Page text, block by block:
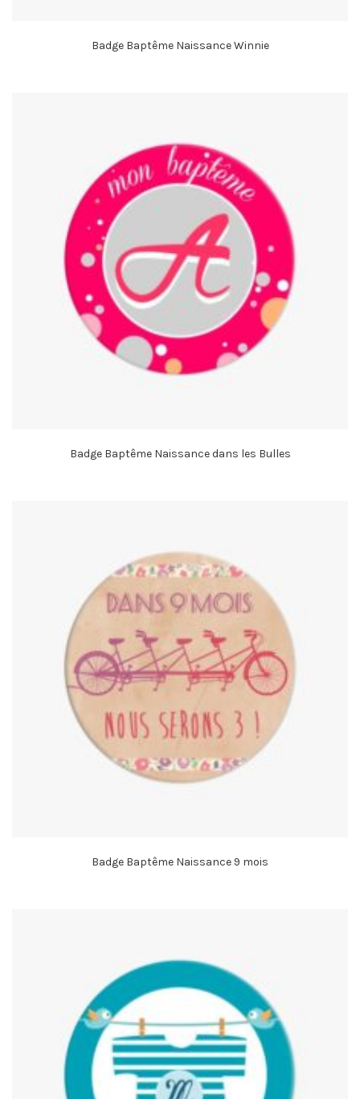
Badge Baptême Naissance Winnie
Badge Baptême Naissance dans les Bulles
Badge Baptême Naissance 9 mois